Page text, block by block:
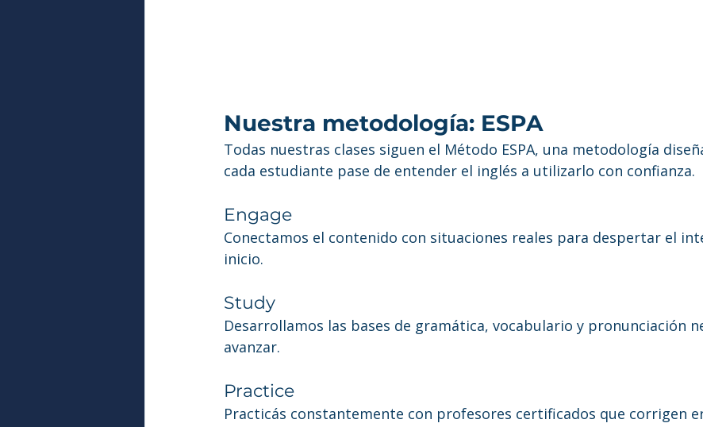
Nuestra metodología: ESPA
Todas nuestras clases siguen el Método ESPA, una metodología
cada estudiante pase de entender el inglés a utilizarlo con confianza.
Engage
Conectamos el contenido con situaciones reales para despertar el
inicio.
Study
Desarrollamos las bases de gramática, vocabulario y pronunciación
avanzar.
Practice
Practicás constantemente con profesores certificados que corrigen